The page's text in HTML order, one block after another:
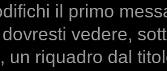
il primo
vedere,
un riquadro dal